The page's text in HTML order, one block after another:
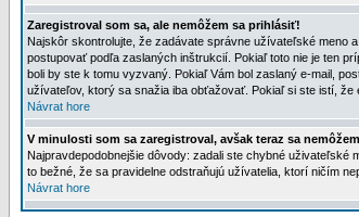
Zaregistroval som sa, ale nemôžem sa prihlásiť!
Najskôr skontrolujte, že zadávate správne užívateľské meno
postupovať podľa zaslaných inštrukcií. Pokiaľ toto nie je ten
boli by ste k tomu vyzvaný. Pokiaľ Vám bol zaslaný e-mail,
užívateľov, ktorý sa snažia iba obťažovať. Pokiaľ si ste istí, že
Návrat hore
V minulosti som sa zaregistroval, avšak teraz sa
Najpravdepodobnejšie dôvody: zadali ste chybné uživateľské
to bežné, že sa pravidelne odstraňujú užívatelia, ktorí ničím
Návrat hore